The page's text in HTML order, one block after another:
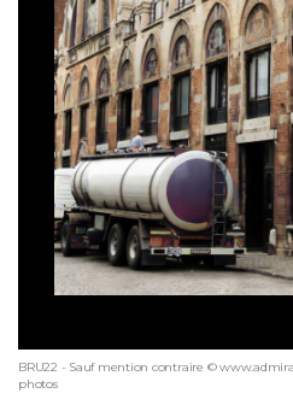
BRU22 - Sauf mention contraire ©
photos